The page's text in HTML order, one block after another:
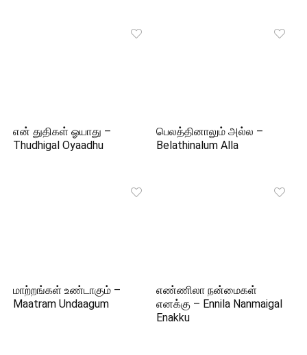
என் துதிகள் ஓயாது –
Thudhigal Oyaadhu
பெலத்தினாலும் அல்ல –
Belathinalum Alla
மாற்றங்கள் உண்டாகும் –
Maatram Undaagum
எண்ணிலா நன்மைகள்
எனக்கு – Ennila Nanmaigal
Enakku